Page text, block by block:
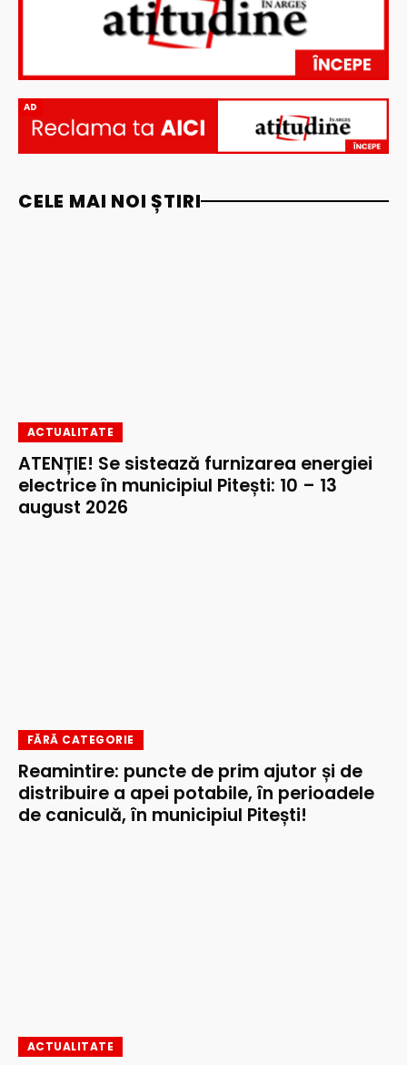
AD
CELE MAI NOI ȘTIRI
ACTUALITATE
ATENȚIE! Se sistează furnizarea energiei
electrice în municipiul Pitești: 10 – 13
august 2026
FĂRĂ CATEGORIE
Reamintire: puncte de prim ajutor și de
distribuire a apei potabile, în perioadele
de caniculă, în municipiul Pitești!
ACTUALITATE